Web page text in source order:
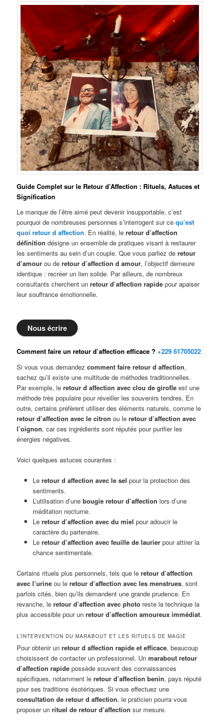
Guide Complet sur le Retour d’Affection : Rituels, Astuces et
Signification
Le manque de l’être aimé peut devenir insupportable, c’est
pourquoi de nombreuses personnes s’interrogent sur cequ’est
quoi retour d affection. En réalité, leretour d’affection
définition désigne un ensemble de pratiques visant à restaurer
les sentiments au sein d’un couple. Que vous parliez deretour
d’amour ou deretour d’affection d amour, l’objectif demeure
identique : recréer un lien solide. Par ailleurs, de nombreux
consultants cherchent unretour d’affection rapide pour apaiser
leur souffrance émotionnelle.
Nous écrire
Comment faire un retour d’affection efficace ?+229 61705022
Si vous vous demandezcomment faire retour d affection,
sachez qu’il existe une multitude de méthodes traditionnelles.
Par exemple, leretour d affection avec clou de girofle est une
méthode très populaire pour réveiller les souvenirs tendres. En
outre, certains préfèrent utiliser des éléments naturels, comme le
retour d’affection avec le citron ou leretour d’affection avec
l’oignon, car ces ingrédients sont réputés pour purifier les
énergies négatives.
Voici quelques astuces courantes :
Le retour d affection avec le sel pour la protection des
sentiments.
L’utilisation d’une bougie retour d’affection lors d’une
méditation nocturne.
Le retour d’affection avec du miel pour adoucir le
caractère du partenaire.
Le retour d’affection avec feuille de laurierpour attirer la
chance sentimentale.
Certains rituels plus personnels, tels que leretour d’affection
avec l’urine ou leretour d’affection avec les menstrues, sont
parfois cités, bien qu’ils demandent une grande prudence. En
revanche, leretour d’affection avec photo reste la technique la
plus accessible pour unretour d’affection amoureux immédiat.
L’INTERVENTION DU MARABOUT ET LES RITUELS DE MAGIE
Pour obtenir unretour d affection rapide et efficace, beaucoup
choisissent de contacter un professionnel. Unmarabout retour
d’affection rapide possède souvent des connaissances
spécifiques, notamment leretour d’affection benin, pays réputé
pour ses traditions ésotériques. Si vous effectuez une
consultation de retour d affection, le praticien pourra vous
proposer unrituel de retour d’affection sur mesure.